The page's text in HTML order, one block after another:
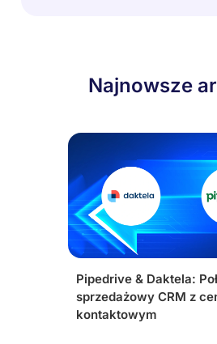
Najnowsze
Pipedrive & Daktela:
sprzedażowy CRM z
kontaktowym